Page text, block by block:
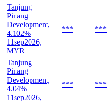
Tanjung
Pinang
Development,
4.102%
11sep2026,
MYR
*** ***
Tanjung
Pinang
Development,
4.04%
11sep2026,
*** ***